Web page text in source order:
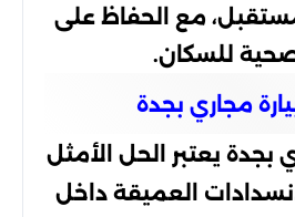
مع الحفاظ على
صحية للسكان.
مجاري بجدة
بجدة يعتبر الحل الأمثل
العميقة داخل